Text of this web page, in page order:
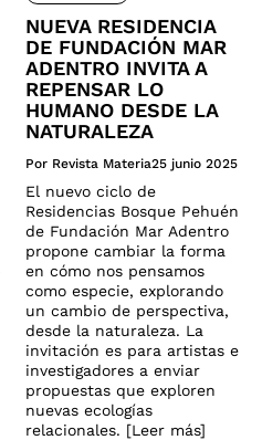
NUEVA RESIDENCIA
DE FUNDACIÓN MAR
ADENTRO INVITA A
REPENSAR LO
HUMANO DESDE LA
NATURALEZA
Por Revista Materia25 junio 2025
El nuevo ciclo de
Residencias Bosque Pehuén
de Fundación Mar Adentro
propone cambiar la forma
en cómo nos pensamos
como especie, explorando
un cambio de perspectiva,
desde la naturaleza. La
invitación es para artistas e
investigadores a enviar
propuestas que exploren
nuevas ecologías
relacionales. [Leer más]